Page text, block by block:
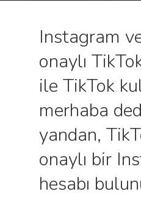
Instagram
onaylı
ile TikTok
merhaba
yandan,
onaylı bir
hesabı